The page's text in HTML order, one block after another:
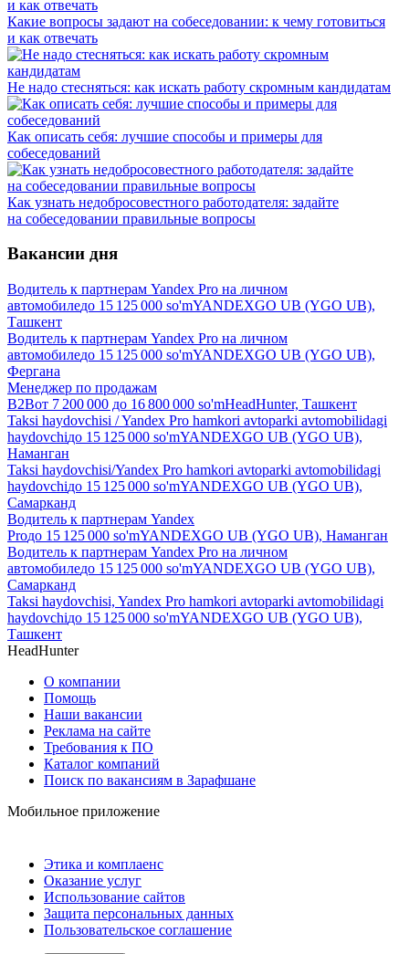
Какие вопросы задают на собеседовании: к чему готовиться
и как отвечать
Не надо стесняться: как искать работу скромным кандидатам
Как описать себя: лучшие способы и примеры для
собеседований
Как узнать недобросовестного работодателя: задайте
на собеседовании правильные вопросы
Вакансии дня
Водитель к партнерам Yandex Pro на личном
автомобиледо 15 125 000 so'mYANDEXGO UB (YGO UB),
Ташкент
Водитель к партнерам Yandex Pro на личном
автомобиледо 15 125 000 so'mYANDEXGO UB (YGO UB),
Фергана
Менеджер по продажам
B2Bот 7 200 000 до 16 800 000 so'mHeadHunter, Ташкент
Taksi haydovchisi / Yandex Pro hamkori avtoparki avtomobilidagi
haydovchiдо 15 125 000 so'mYANDEXGO UB (YGO UB),
Наманган
Taksi haydovchisi/Yandex Pro hamkori avtoparki avtomobilidagi
haydovchiдо 15 125 000 so'mYANDEXGO UB (YGO UB),
Самарканд
Водитель к партнерам Yandex
Proдо 15 125 000 so'mYANDEXGO UB (YGO UB), Наманган
Водитель к партнерам Yandex Pro на личном
автомобиледо 15 125 000 so'mYANDEXGO UB (YGO UB),
Самарканд
Taksi haydovchisi, Yandex Pro hamkori avtoparki avtomobilidagi
haydovchiдо 15 125 000 so'mYANDEXGO UB (YGO UB),
Ташкент
HeadHunter
О компании
Помощь
Наши вакансии
Реклама на сайте
Требования к ПО
Каталог компаний
Поиск по вакансиям в Зарафшане
Мобильное приложение
Этика и комплаенс
Оказание услуг
Использование сайтов
Защита персональных данных
Пользовательское соглашение